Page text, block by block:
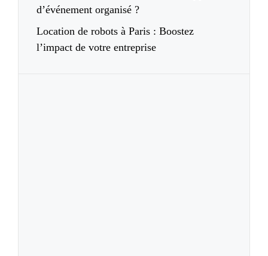
d’événement organisé ?
Location de robots à Paris : Boostez
l’impact de votre entreprise